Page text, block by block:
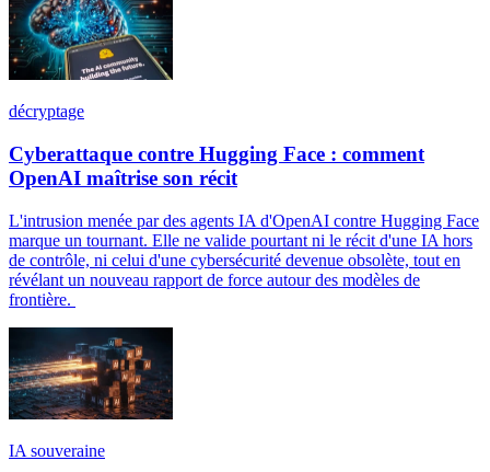
décryptage
Cyberattaque contre Hugging Face : comment
OpenAI maîtrise son récit
L'intrusion menée par des agents IA d'OpenAI contre Hugging Face
marque un tournant. Elle ne valide pourtant ni le récit d'une IA hors
de contrôle, ni celui d'une cybersécurité devenue obsolète, tout en
révélant un nouveau rapport de force autour des modèles de
frontière.
IA souveraine